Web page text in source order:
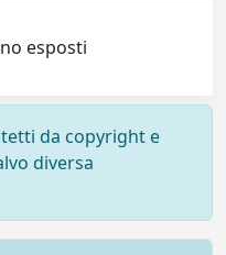
esposti
da copyright e
diversa